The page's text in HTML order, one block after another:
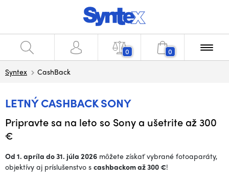
0 0
Syntex CashBack
LETNÝ CASHBACK SONY
Pripravte sa na leto so Sony a ušetrite až 300
€
Od 1. apríla do 31. júla 2026 môžete získať vybrané fotoaparáty,
objektívy aj príslušenstvo s cashbackom až 300 €!